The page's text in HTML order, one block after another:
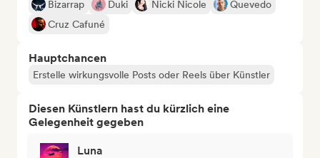
Bizarrap
Duki Nicki Nicole
Quevedo
Cruz Cafuné
Hauptchancen
Erstelle wirkungsvolle Posts oder Reels über Künstler
Diesen Künstlern hast du kürzlich eine
Gelegenheit gegeben
Luna